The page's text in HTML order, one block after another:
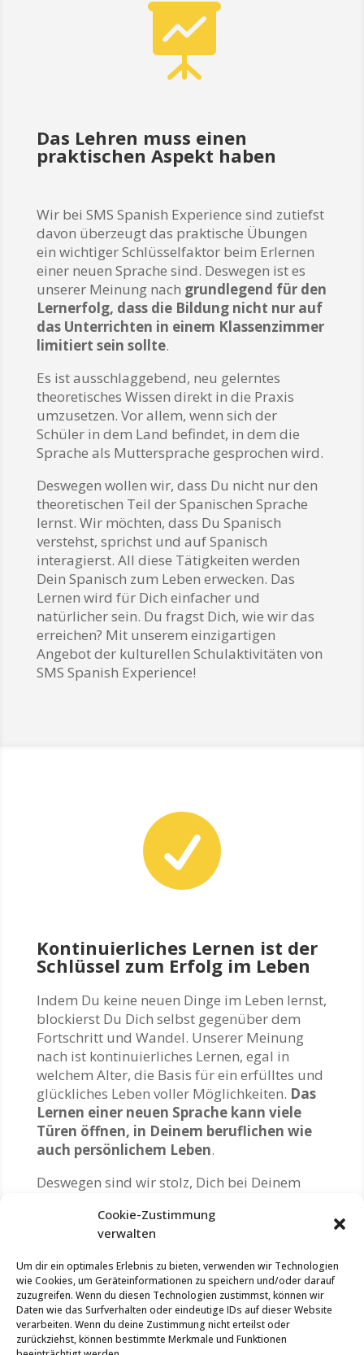
Cookie-Zustimmung
verwalten
Um dir ein optimales Erlebnis zu bieten, verwenden wir Technologien
wie Cookies, um Geräteinformationen zu speichern und/oder darauf
zuzugreifen. Wenn du diesen Technologien zustimmst, können wir
Daten wie das Surfverhalten oder eindeutige IDs auf dieser Website
verarbeiten. Wenn du deine Zustimmung nicht erteilst oder
zurückziehst, können bestimmte Merkmale und Funktionen

Das Lehren muss einen
praktischen Aspekt haben
Wir bei SMS Spanish Experience sind zutiefst
davon überzeugt das praktische Übungen
ein wichtiger Schlüsselfaktor beim Erlernen
einer neuen Sprache sind. Deswegen ist es
unserer Meinung nach grundlegend für den
Lernerfolg, dass die Bildung nicht nur auf
das Unterrichten in einem Klassenzimmer
limitiert sein sollte.
Es ist ausschlaggebend, neu gelerntes
theoretisches Wissen direkt in die Praxis
umzusetzen. Vor allem, wenn sich der
Schüler in dem Land befindet, in dem die
Sprache als Muttersprache gesprochen wird.
Deswegen wollen wir, dass Du nicht nur den
theoretischen Teil der Spanischen Sprache
lernst. Wir möchten, dass Du Spanisch
verstehst, sprichst und auf Spanisch
interagierst. All diese Tätigkeiten werden
Dein Spanisch zum Leben erwecken. Das
Lernen wird für Dich einfacher und
natürlicher sein. Du fragst Dich, wie wir das
erreichen? Mit unserem einzigartigen
Angebot der kulturellen Schulaktivitäten von
SMS Spanish Experience!

Kontinuierliches Lernen ist der
Schlüssel zum Erfolg im Leben
Indem Du keine neuen Dinge im Leben lernst,
blockierst Du Dich selbst gegenüber dem
Fortschritt und Wandel. Unserer Meinung
nach ist kontinuierliches Lernen, egal in
welchem Alter, die Basis für ein erfülltes und
glückliches Leben voller Möglichkeiten. Das
Lernen einer neuen Sprache kann viele
Türen öffnen, in Deinem beruflichen wie
auch persönlichem Leben.
Deswegen sind wir stolz, Dich bei Deinem
Bereicherung unterstützen zu dürfen.
Weiterbildung und Trainings von unserem
Personal. All unsere Angestellten sind hoch
motiviert, sich beruflich weiterzuentwickeln,
was es uns erlaubt, Deinen Lernaufenthalt
bestmöglich und nach den höchsten und